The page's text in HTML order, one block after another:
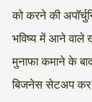
को करने की
भविष्य में आने वाले
मुनाफा कमाने के
बिजनेस सेटअप कर